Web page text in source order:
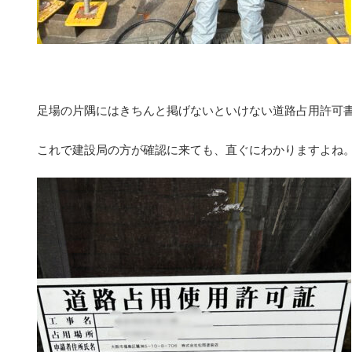
足場の片隅にはきちんと掲げないといけない道路占用許可
これで建設局の方が確認に来ても、直ぐにわかりますよね。